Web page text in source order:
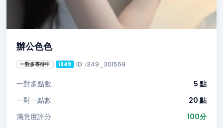
辦公色色
一對多等待中 i349 ID: i349_301569
一對多點數
5 點
一對一點數
20 點
滿意度評分
100分